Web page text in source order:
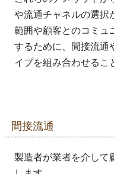
や流通チャネルの選択
範囲や顧客とのコミュ
するために、間接流通
イプを組み合わせるこ
間接流通
製造者が業者を介して